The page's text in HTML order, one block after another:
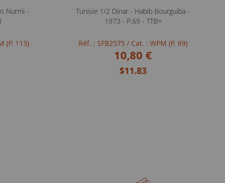
Nurmi -
(P. 113)
Tunisie 1/2 Dinar - Habib Bourguiba -
1973 - P.69 - TTB+
Réf. : SFB2575 / Cat. : WPM (P. 69)
10,80 €
$11.83